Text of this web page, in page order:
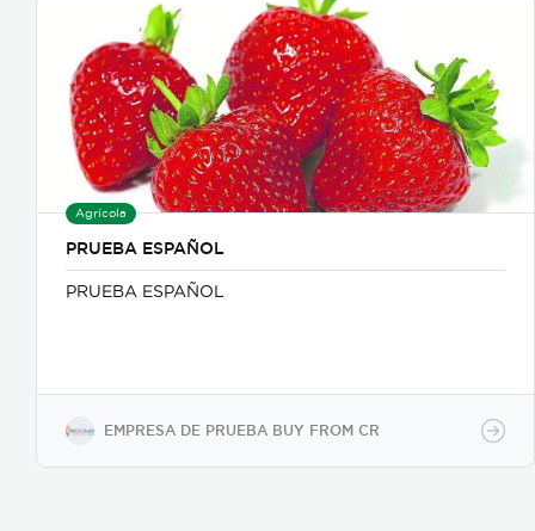
Agrícola
PRUEBA ESPAÑOL
PRUEBA ESPAÑOL
EMPRESA DE PRUEBA BUY FROM CR